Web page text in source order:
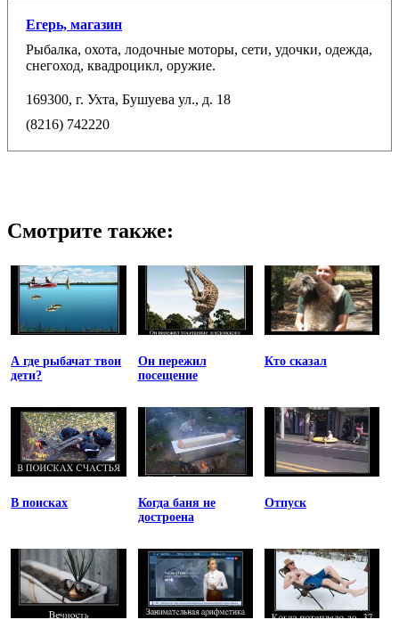
Егерь, магазин
Рыбалка, охота, лодочные моторы, сети, удочки, одежда,
снегоход, квадроцикл, оружие.
169300, г. Ухта, Бушуева ул., д. 18
(8216) 742220
Смотрите также:
А где рыбачат твои
дети?
Он пережил
посещение
Кто сказал
В поисках
Когда баня не
достроена
Отпуск